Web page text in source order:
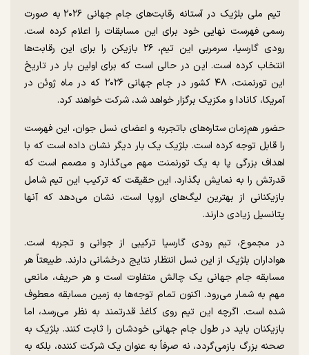
تیم ملی بلژیک در آستانه رقابت‎‌های جام جهانی ۲۰۲۶ به صورت
رسمی فهرست نهایی خود برای این مسابقات را اعلام کرده است.
رودی گارسیا، سرمربی این تیم، ۲۶ بازیکن را برای این رقابت‌ها
انتخاب کرده است. این در حالی است که برای اولین بار در تاریخ
این تورنمنت، ۴۸ کشور در جام جهانی ۲۰۲۶ که در ماه ژوئن در
آمریکا، کانادا و مکزیک برگزار خواهد شد، شرکت خواهند کرد.
حضور هم‌زمان ستاره‌های باتجربه و اعضای نسل جوان، این فهرست
را قابل توجه کرده است. بلژیک یک بار دیگر نشان داده است که با
اهداف بزرگی پا به یک تورنمنت مهم می‌گذارد و مصمم است که
قدرتش را به نمایش بگذارد. این حقیقت که ترکیب این تیم شامل
بازیکنانی از بهترین لیگ‌های اروپا است، نشان می‌دهد که آنها
پتانسیل زیادی دارند.
در مجموع، تیم رودی گارسیا ترکیبی از جوانی و تجربه است.
هواداران بلژیک از این نسل انتظار نتایج درخشانی دارند. طبیعتاً هر
مسابقه جام جهانی یک چالش متفاوت است و هر حریف، مانعی
مهم به شمار می‌رود. اکنون تمام توجه‌ها به زمین مسابقه معطوف
شده است. اگرچه این تیم روی کاغذ قدرتمند به نظر می‌رسد، اما
بازیکنان باید در طول جام جهانی خودشان را ثابت کنند. بلژیک به
صحنه بزرگ بازمی‌گردد، نه صرفاً به عنوان یک شرکت کننده، بلکه به